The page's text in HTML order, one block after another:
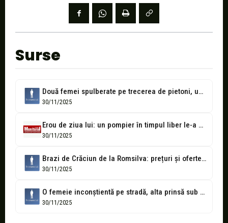
Surse
Două femei spulberate pe trecerea de pietoni, una a fost prinsă sub...
30/11/2025
Erou de ziua lui: un pompier în timpul liber le-a salvat pe...
30/11/2025
Brazi de Crăciun de la Romsilva: prețuri și oferte pentru botoșăneni în...
30/11/2025
O femeie inconștientă pe stradă, alta prinsă sub mașină: De ziua lui,...
30/11/2025